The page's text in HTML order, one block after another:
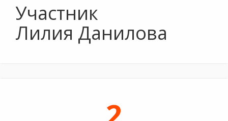
Участник
Лилия Данилова